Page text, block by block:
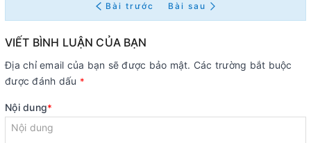
Bài trước Bài sau
VIẾT BÌNH LUẬN CỦA BẠN
Địa chỉ email của bạn sẽ được bảo mật. Các trường bắt buộc
được đánh dấu *
Nội dung*